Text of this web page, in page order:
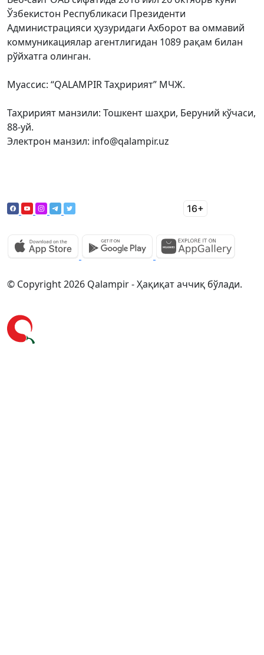
Ўзбекистон Республикаси Президенти
Администрацияси ҳузуридаги Ахборот ва оммавий
коммуникациялар агентлигидан 1089 рақам билан
рўйхатга олинган.
Муассис: “QALAMPIR Таҳририят” МЧЖ.
Таҳририят манзили: Тошкент шаҳри, Беруний кўчаси,
88-уй.
Электрон манзил: info@qalampir.uz
© Copyright 2026 Qalampir - Ҳақиқат аччиқ бўлади.